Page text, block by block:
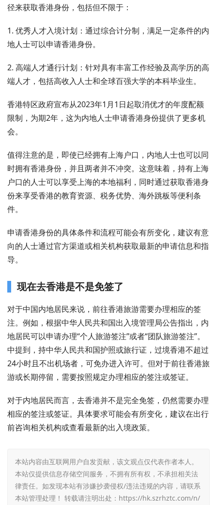
径来获取香港身份，包括但不限于：
1. 优秀人才入境计划：通过综合计分制，满足一定条件的内
地人士可以申请香港身份。
2. 高端人才通行计划：针对具有丰富工作经验及高学历的高
端人才，包括高收入人士和全球百强大学的本科毕业生。
香港特区政府宣布从2023年1月1日起取消优才的年度配额
限制，为期2年，这为内地人士申请香港身份提供了更多机
会。
值得注意的是，即使已经拥有上海户口，内地人士也可以同
时拥有香港身份，并且两者并不冲突。这意味着，持有上海
户口的人士可以享受上海的本地福利，同时通过获取香港身
份来享受香港的教育资源、税务优势、海外跳板等便利条
件。
申请香港身份的具体条件和流程可能会有所变化，建议有意
向的人士通过官方渠道或相关机构获取最新的申请信息和指
导。
现在去香港是不是免签了
对于中国内地居民来说，前往香港旅游需要办理相应的签
注。例如，根据中华人民共和国出入境管理局公告指出，内
地居民可以申请办理“个人旅游签注”或者“团队旅游签注”。
中提到，持中华人民共和国护照或旅行证，过境香港不超过
24小时且不出机场者，可免办进入许可。但对于前往香港旅
游或长期停留，需要按照规定办理相应的签注或签证。
对于内地居民而言，去香港并不是完全免签，仍然需要办理
相应的签注或签证。具体要求可能会有所变化，建议在出行
前咨询相关机构或查看最新的出入境政策。
本站内容由互联网用户自发贡献，该文观点仅代表作者本人。
本站仅提供信息存储空间服务，不拥有所有权，不承担相关法
律责任。如发现本站有涉嫌抄袭侵权/违法违规的内容，请联系
本站管理处理！ 转载请注明出处： https://hk.szrhztc.com/n/